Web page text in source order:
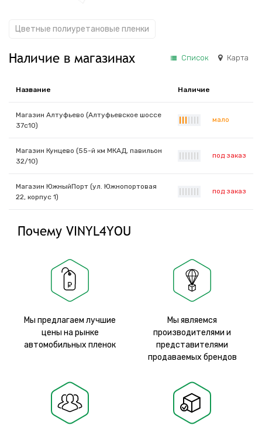
Цветные полиуретановые пленки
Наличие в магазинах Список Карта
Название Наличие
Магазин Алтуфьево (Алтуфьевское шоссе
37с10)
мало
Магазин Кунцево (55-й км МКАД, павильон
32/10)
под заказ
Магазин ЮжныйПорт (ул. Южнопортовая
22, корпус 1)
под заказ
Почему VINYL4YOU
Мы предлагаем лучшие
цены на рынке
автомобильных пленок
Мы являемся
производителями и
представителями
продаваемых брендов